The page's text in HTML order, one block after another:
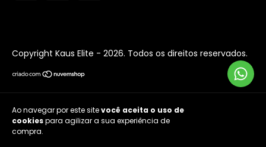
Ao navegar por este sitevocê aceita o uso de
cookiespara agilizar a sua experiência de
compra.
Copyright Kaus Elite - 2026. Todos os direitos reservados.